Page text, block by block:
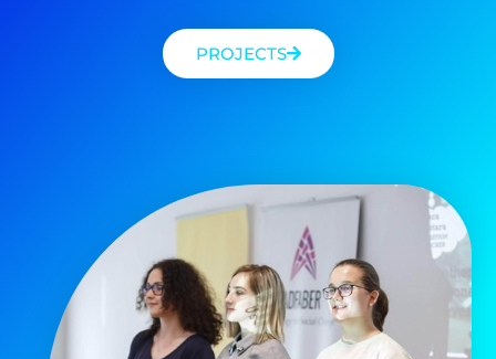
PROJECTS